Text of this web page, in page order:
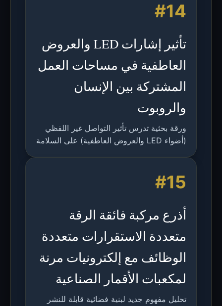
#14
تأثير إشارات LED والعروض
العاطفية في مساحات العمل
المشتركة بين الإنسان
والروبوت
ورقة بحثية تدرس تأثير التواصل غير اللفظي
(أضواء LED والعروض العاطفية) على السلامة
#15
أذرع مركبة فائقة الرقة
متعددة الاستقرارات متعددة
الوظائف مع إلكترونيات مرنة
لمكعبات الأقمار الصناعية
تحليل مفهوم جديد لبنية فضائية قابلة للنشر